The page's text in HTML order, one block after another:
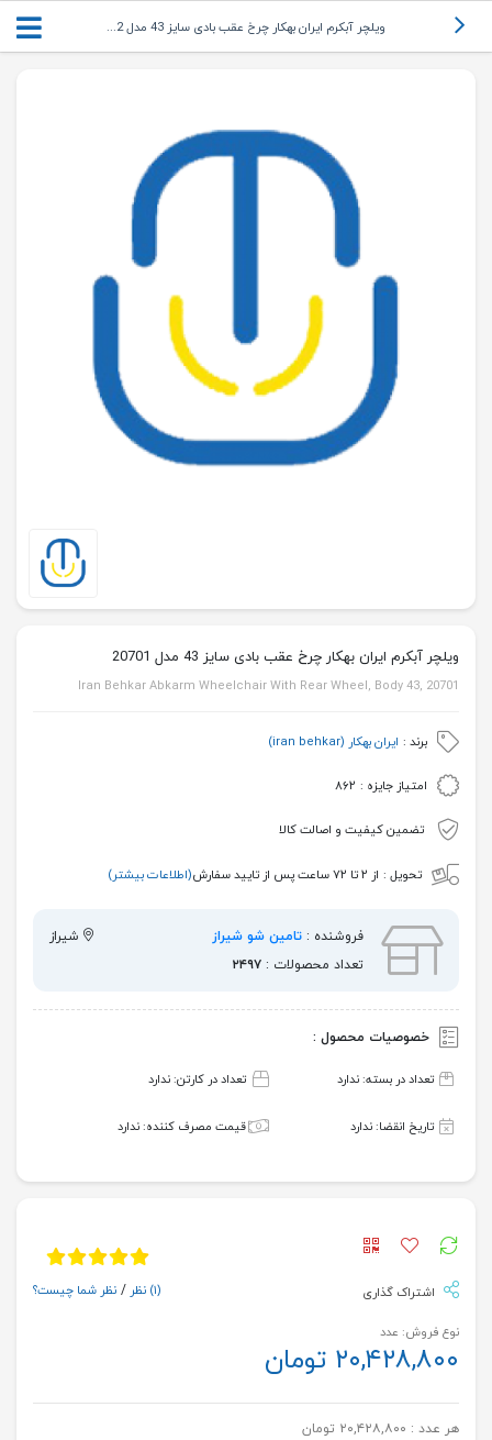
ویلچر آبکرم ایران بهکار چرخ عقب بادی سایز 43 مدل 2...
ویلچر آبکرم ایران بهکار چرخ عقب بادی سایز 43 مدل 20701
Iran Behkar Abkarm Wheelchair With Rear Wheel, Body 43, 20701
برند : ایران بهکار (iran behkar)
امتیاز جایزه : ۸۶۲
تضمین کیفیت و اصالت کالا
تحویل : از ۲ تا ۷۲ ساعت پس از تایید سفارش (اطلاعات بیشتر)
فروشنده : تامین شو شیراز
شیراز
تعداد محصولات : ۲۴۹۷
خصوصیات محصول :
تعداد در بسته: ندارد تعداد در کارتن: ندارد
تاریخ انقضا: ندارد قیمت مصرف کننده: ندارد
اشتراک گذاری (۱) نظر / نظر شما چیست؟
نوع فروش: عدد
۲۰,۴۲۸,۸۰۰ تومان
هر عدد : ۲۰,۴۲۸,۸۰۰ تومان